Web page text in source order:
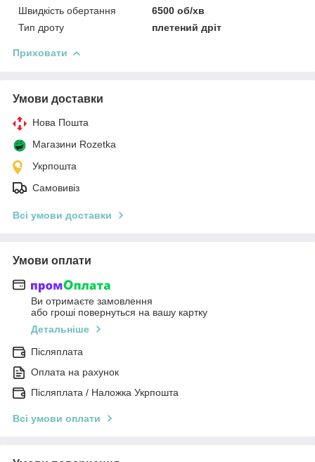
Швидкість обертання
6500 об/хв
Тип дроту
плетений дріт
Приховати
Умови доставки
Нова Пошта
Магазини Rozetka
Укрпошта
Самовивіз
Всі умови доставки
Умови оплати
Ви отримаєте замовлення
або гроші повернуться на вашу картку
Детальніше
Післяплата
Оплата на рахунок
Післяплата / Наложка Укрпошта
Всі умови оплати